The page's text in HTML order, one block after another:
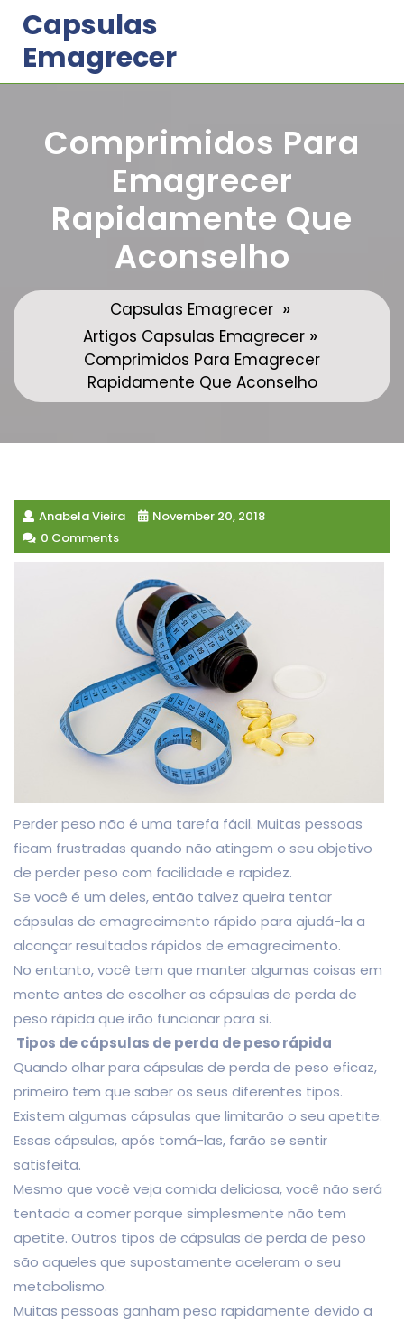
content
Capsulas
Emagrecer
Comprimidos Para
Emagrecer
Rapidamente Que
Aconselho
Capsulas Emagrecer»
Artigos Capsulas Emagrecer»
Comprimidos Para Emagrecer
Rapidamente Que Aconselho
Anabela Vieira
November 20, 2018
0 Comments
Perder peso não é uma tarefa fácil. Muitas pessoas
ficam frustradas quando não atingem o seu objetivo
de perder peso com facilidade e rapidez.
Se você é um deles, então talvez queira tentar
cápsulas de emagrecimento rápido para ajudá-la a
alcançar resultados rápidos de emagrecimento.
No entanto, você tem que manter algumas coisas em
mente antes de escolher as cápsulas de perda de
peso rápida que irão funcionar para si.
Tipos de cápsulas de perda de peso rápida
Quando olhar para cápsulas de perda de peso eficaz,
primeiro tem que saber os seus diferentes tipos.
Existem algumas cápsulas que limitarão o seu apetite.
Essas cápsulas, após tomá-las, farão se sentir
satisfeita.
Mesmo que você veja comida deliciosa, você não será
tentada a comer porque simplesmente não tem
apetite. Outros tipos de cápsulas de perda de peso
são aqueles que supostamente aceleram o seu
metabolismo.
Muitas pessoas ganham peso rapidamente devido a